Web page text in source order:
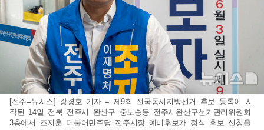
[전주=뉴시스] 강경호 기자 = 제9회 전국동시지방선거 후보 등록이 시
작된 14일 전북 전주시 완산구 중노송동 전주시완산구선거관리위원회
3층에서 조지훈 더불어민주당 전주시장 예비후보가 정식 후보 신청을